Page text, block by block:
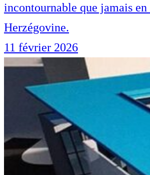
incontournable que jamais
Herzégovine.
11 février 2026